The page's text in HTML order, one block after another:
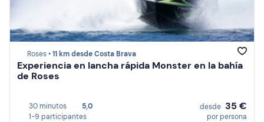
Roses •11 km desde Costa Brava
Experiencia en lancha rápida Monster en la bahía
de Roses
30 minutos
5,0
1-9 participantes
desde 35 €
por persona